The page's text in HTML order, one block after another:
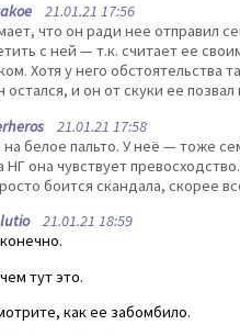
21.01.21 17:56
что он ради нее отправил
с ней — т.к. считает ее
Хотя у него обстоятельства
остался, и он от скуки ее позвал
21.01.21 17:58
белое пальто. У неё — тоже
НГ она чувствует
боится скандала, скорее
21.01.21 18:59
тут это.
как ее забомбило.